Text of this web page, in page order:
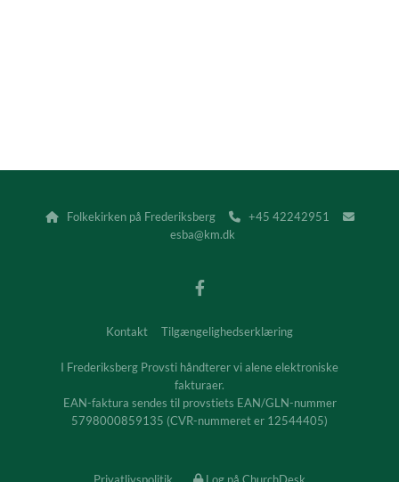
Folkekirken på Frederiksberg +45 42242951 
esba@km.dk
Kontakt Tilgængelighedserklæring
I Frederiksberg Provsti håndterer vi alene elektroniske
fakturaer.
EAN-faktura sendes til provstiets EAN/GLN-nummer
5798000859135 (CVR-nummeret er 12544405)